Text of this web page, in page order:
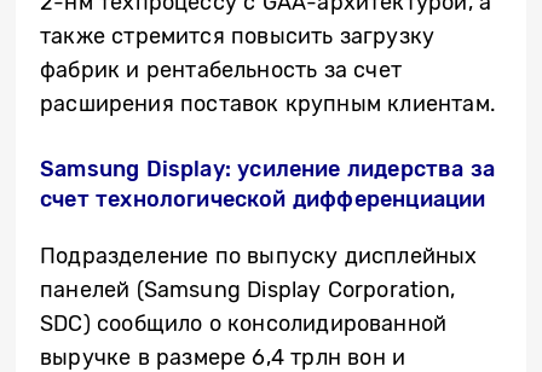
также стремится повысить загрузку
фабрик и рентабельность за счет
расширения поставок крупным клиентам.
Samsung Display: усиление лидерства за
счет технологической дифференциации
Подразделение по выпуску дисплейных
панелей (Samsung Display Corporation,
SDC) сообщило о консолидированной
выручке в размере 6,4 трлн вон и